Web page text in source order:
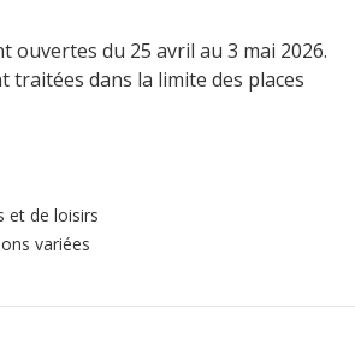
ouvertes du 25 avril au 3 mai 2026.
traitées dans la limite des places
et de loisirs
variées